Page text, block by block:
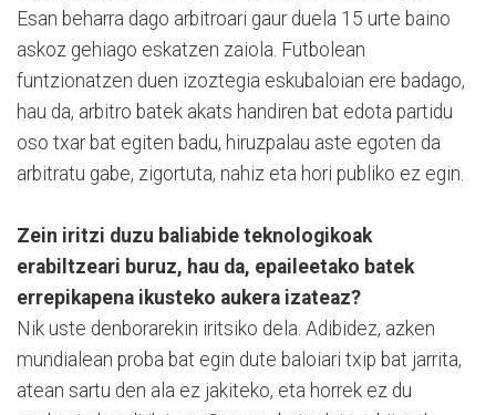
Esan beharra dago arbitroari gaur duela 15 urte baino
askoz gehiago eskatzen zaiola. Futbolean
funtzionatzen duen izoztegia eskubaloian ere badago,
hau da, arbitro batek akats handiren bat edota partidu
oso txar bat egiten badu, hiruzpalau aste egoten da
arbitratu gabe, zigortuta, nahiz eta hori publiko ez egin.
Zein iritzi duzu baliabide teknologikoak
erabiltzeari buruz, hau da, epaileetako batek
errepikapena ikusteko aukera izateaz?
Nik uste denborarekin iritsiko dela. Adibidez, azken
mundialean proba bat egin dute baloiari txip bat jarrita,
atean sartu den ala ez jakiteko, eta horrek ez du